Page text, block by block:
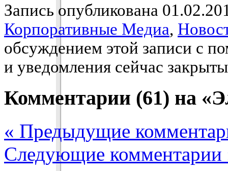
Запись опубликована
Корпоративные Медиа,
обсуждением этой записи с
и уведомления сейчас
Комментарии (61) на
« Предыдущие
Следующие комментарии